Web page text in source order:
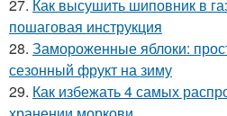
27. Как высушить шиповник в
пошаговая инструкция
28. Замороженные яблоки:
сезонный фрукт на зиму
29. Как избежать 4 самых